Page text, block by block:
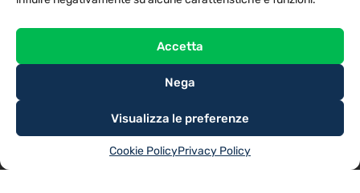
Accetta
Nega
Visualizza le preferenze
Cookie PolicyPrivacy Policy